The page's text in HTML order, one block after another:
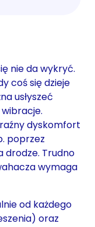
nie da wykryć.
coś się dzieje
usłyszeć
dyskomfort
poprzez
drodze. Trudno
wymaga
od każdego
oraz